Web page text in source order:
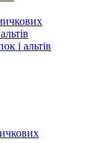
і альтів